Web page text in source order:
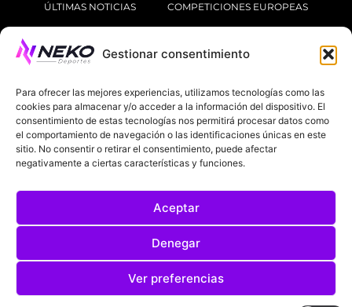
Gestionar consentimiento
Para ofrecer las mejores experiencias, utilizamos tecnologías como las
cookies para almacenar y/o acceder a la información del dispositivo. El
consentimiento de estas tecnologías nos permitirá procesar datos como
el comportamiento de navegación o las identificaciones únicas en este
sitio. No consentir o retirar el consentimiento, puede afectar
negativamente a ciertas características y funciones.
Aceptar
Denegar
Ver preferencias
ÚLTIMAS NOTICIAS COMPETICIONES EUROPEAS
LA LIGA FÚTBOL INTERNACIONAL
AVISOS LEGALES POLÍTICA DE PRIVACIDAD
POLÍTICA DE COOKIES